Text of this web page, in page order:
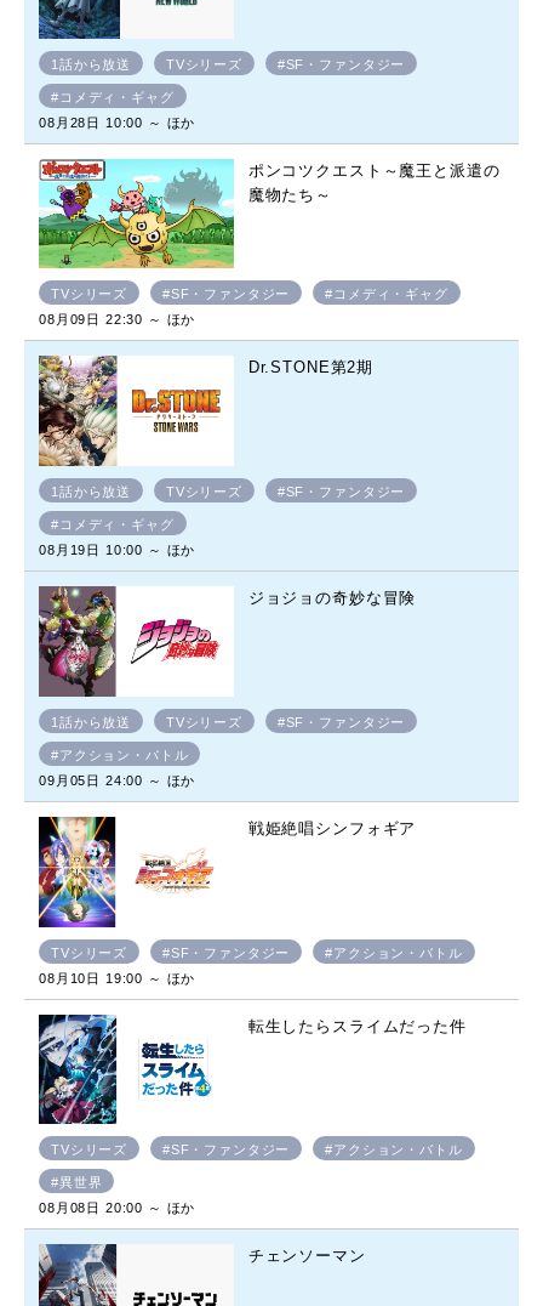
1話から放送 TVシリーズ #SF・ファンタジー
#コメディ・ギャグ
08月28日 10:00 ～ ほか
ポンコツクエスト～魔王と派遣の
魔物たち～
TVシリーズ #SF・ファンタジー
#コメディ・ギャグ
08月09日 22:30 ～ ほか
Dr.STONE第2期
1話から放送 TVシリーズ #SF・ファンタジー
#コメディ・ギャグ
08月19日 10:00 ～ ほか
ジョジョの奇妙な冒険
1話から放送 TVシリーズ #SF・ファンタジー
#アクション・バトル
09月05日 24:00 ～ ほか
戦姫絶唱シンフォギア
TVシリーズ #SF・ファンタジー
#アクション・バトル
08月10日 19:00 ～ ほか
転生したらスライムだった件
TVシリーズ #SF・ファンタジー #アクション・バトル
#異世界
08月08日 20:00 ～ ほか
チェンソーマン